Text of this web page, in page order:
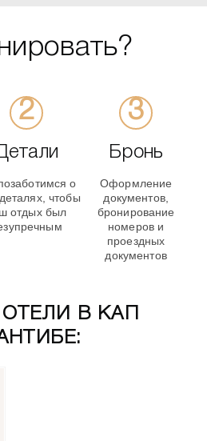
о
чтобы
отдых был
Бронь
Оформление
документов,
бронирование
номеров и
проездных
документов
В КАП